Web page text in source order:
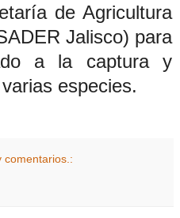
de Agricultura
Jalisco) para
a la captura y
especies.
comentarios.: